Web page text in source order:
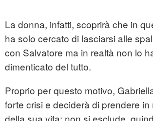
La donna, infatti, scoprirà che in
ha solo cercato di lasciarsi alle
con Salvatore ma in realtà non lo
dimenticato del tutto.
Proprio per questo motivo,
forte crisi e deciderà di prendere in